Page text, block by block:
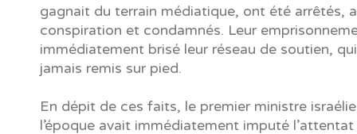
gagnait du terrain médiatique, ont été arrêtés,
conspiration et condamnés. Leur
immédiatement brisé leur réseau de soutien, qui
jamais remis sur pied.
En dépit de ces faits, le premier ministre
l’époque avait immédiatement imputé